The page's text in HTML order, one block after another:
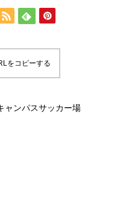
をコピーする
ャンパスサッカー場